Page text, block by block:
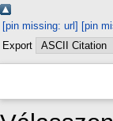
[pin missing: url] [pin
Export